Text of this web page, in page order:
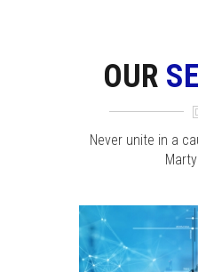
OUR
Never unite in a